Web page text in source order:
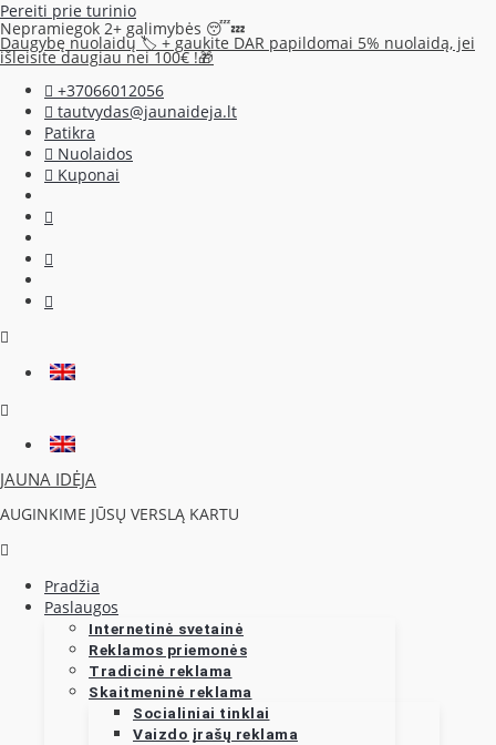
Pereiti prie turinio
Nepramiegok 2+ galimybės 😴💤
Daugybę nuolaidų 🏷️ + gaukite DAR papildomai 5% nuolaidą, jei
išleisite daugiau nei 100€ !🎁
+37066012056
tautvydas@jaunaideja.lt
Patikra
Nuolaidos
Kuponai
JAUNA IDĖJA
AUGINKIME JŪSŲ VERSLĄ KARTU
Pradžia
Paslaugos
Internetinė svetainė
Reklamos priemonės
Tradicinė reklama
Skaitmeninė reklama
Socialiniai tinklai
Vaizdo įrašų reklama